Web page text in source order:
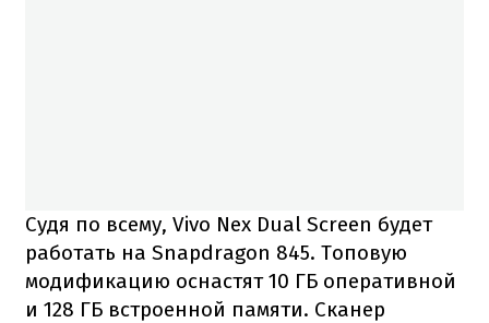
Судя по всему, Vivo Nex Dual Screen будет
работать на Snapdragon 845. Топовую
модификацию оснастят 10 ГБ оперативной
и 128 ГБ встроенной памяти. Сканер